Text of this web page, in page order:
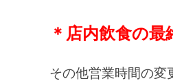
＊店内飲食の
その他営業時間の変